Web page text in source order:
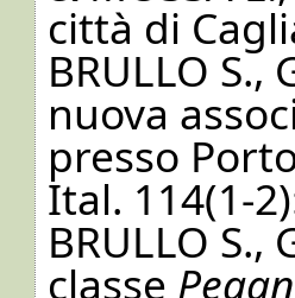
città di
BRULLO S.,
nuova
presso
Ital. 114(1-
BRULLO S.,
classe